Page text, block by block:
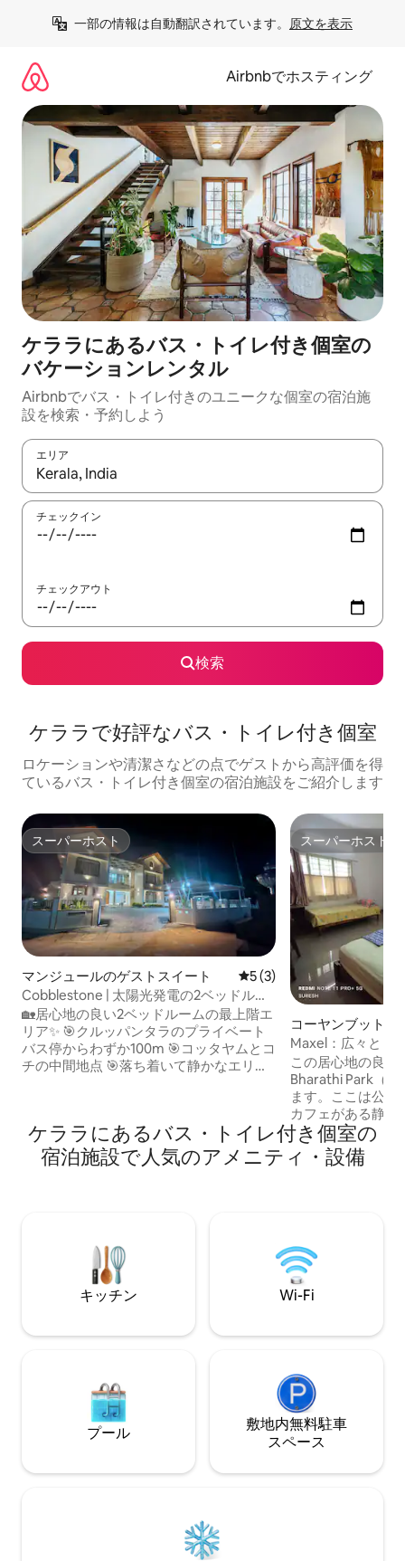
一部の情報は自動翻訳されています。 原文を表示
Airbnbでホスティング
ケララにあるバス・トイレ付き個室の
バケーションレンタル
Airbnbでバス・トイレ付きのユニークな個室の宿泊施
設を検索・予約しよう
エリア
検索結果が表示されたら、上下の矢印キーを使って移動するか
チェックイン
チェックアウト
検索
ケララで好評なバス・トイレ付き個室
ロケーションや清潔さなどの点でゲストから高評価を得
ているバス・トイレ付き個室の宿泊施設をご紹介します
スーパーホスト
スーパーホスト
マンジュールのゲストスイート レビュー3件、5つ星中5つ
5 (3)
Cobblestone | 太陽光発電の2ベッドルー
ム、キッチン、エアコン付き |
🏡居心地の良い2ベッドルームの最上階エ
リア✨ 🎯クルッパンタラのプライベート
バス停からわずか100m 🎯コッタヤムとコ
チの中間地点 🎯落ち着いて静かなエリア
ックス 🎯広々としたダイニングエリア
+空気清浄機 🎯広い駐車場 お近くの見ど
ころ： 📍 マリユール寺院（2km） 📍ムッ
スーパーホスト
スーパーホスト
コーヤンブットゥ
batore)のゲスト
Maxel：広々とし
アコン付きベッ
ホール
この居心地の良い
Bharathi Park（
ます。ここは公
カフェがある静か
院から1 kmのと
明るい部屋があり
の寝室、エアコン
ャワーを楽しんだりで
ドアや窓に蚊帳が
にあり、エレベー
ケララにあるバス・トイレ付き個室の
宿泊施設で人気のアメニティ・設備
キッチン Wi-Fi
プール
敷地内無料駐⁠車
ス⁠ペ⁠ー⁠ス